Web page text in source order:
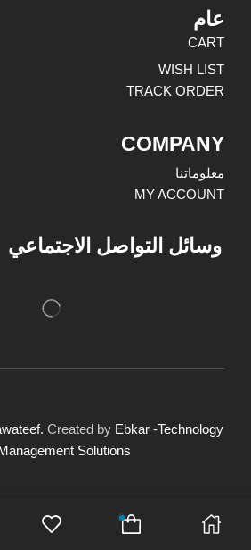
عام
CART
WISH LIST
TRACK ORDER
COMPANY
معلوماتنا
MY ACCOUNT
وسائل التواصل الاجتماعي
Created by Ebkar -Technology
Solutions